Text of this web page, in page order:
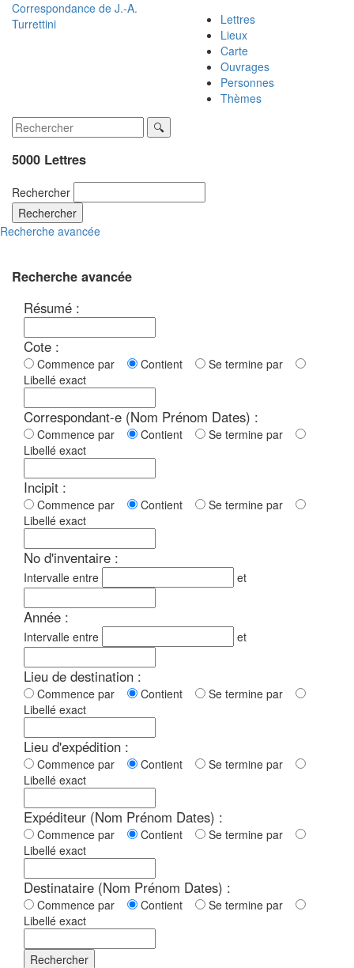
Correspondance de J.-A.
Turrettini
Lettres
Lieux
Carte
Ouvrages
Personnes
Thèmes
5000 Lettres
Rechercher
Rechercher
Recherche avancée
Recherche avancée
Résumé :
Cote :
Commence par Contient
Se termine par
Libellé exact
Correspondant-e (Nom Prénom Dates) :
Commence par Contient
Se termine par
Libellé exact
Incipit :
Commence par Contient
Se termine par
Libellé exact
No d'inventaire :
Intervalle entre et
Année :
Intervalle entre et
Lieu de destination :
Commence par Contient
Se termine par
Libellé exact
Lieu d'expédition :
Commence par Contient
Se termine par
Libellé exact
Expéditeur (Nom Prénom Dates) :
Commence par Contient
Se termine par
Libellé exact
Destinataire (Nom Prénom Dates) :
Commence par Contient
Se termine par
Libellé exact
Rechercher